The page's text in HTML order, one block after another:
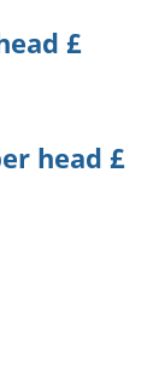
£
head £